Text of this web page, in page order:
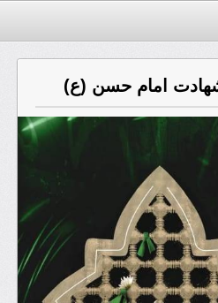
امام حسن (ع)